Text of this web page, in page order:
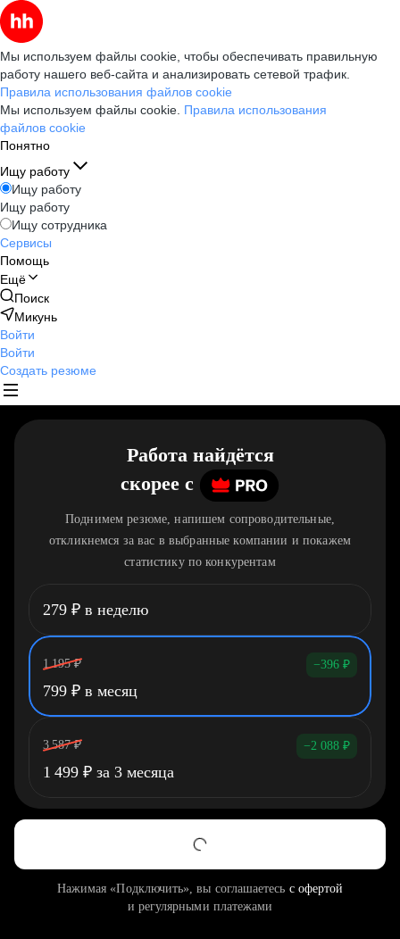
Мы используем файлы cookie, чтобы обеспечивать правильную
работу нашего веб-сайта и анализировать сетевой трафик.
Правила использования файлов cookie
Мы используем файлы cookie. Правила использования
файлов cookie
Понятно
Ищу работу
Ищу работу
Ищу работу
Ищу сотрудника
Сервисы
Помощь
Ещё
Поиск
Микунь
Войти
Войти
Создать резюме
Работа найдётся
скорее c
Поднимем резюме, напишем сопроводительные,
откликнемся за вас в выбранные компании и покажем
статистику по конкурентам
279 ₽ в неделю
1 195 ₽ −396 ₽
799 ₽ в месяц
3 587 ₽ −2 088 ₽
1 499 ₽ за 3 месяца
Нажимая «Подключить», вы соглашаетесь с офертой
и регулярными платежами